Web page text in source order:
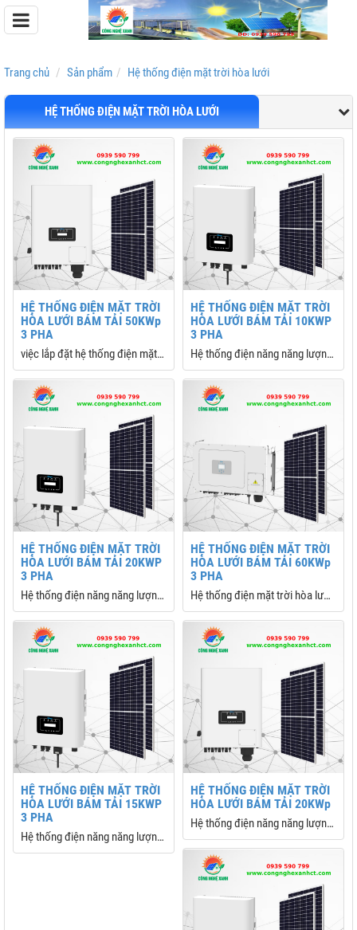
Pin Lưu Trữ Easyway
Pin Lưu Trữ Dyness
Lưới
Trang chủ Sản phẩm Hệ thống điện mặt trời hòa lưới
HỆ THỐNG ĐIỆN MẶT TRỜI HÒA LƯỚI
HỆ THỐNG ĐIỆN MẶT TRỜI
HÒA LƯỚI BÁM TẢI 50KWp
3 PHA
việc lắp đặt hệ thống điện mặt
trời hòa lưới sẽ là giải pháp tối
ưu, giúp ổn định và tiết kiệm
được chi phí sử dụng sử dụng
điện hàng tháng cho gia đình
bạn, và đây là mức công suất
được nhiều người lắp đặt hiện
nay
HỆ THỐNG ĐIỆN MẶT TRỜI
HÒA LƯỚI BÁM TẢI 10KWP
3 PHA
Hệ thống điện năng năng lượng
mặt trời hòa lưới bám tải 10kw
trọn gói, được sử dụng nhiều
nhất hiện này cho các gia đình,
doanh nghiệp, trang trại sử
dụng điện ban ngày nhiều
HỆ THỐNG ĐIỆN MẶT TRỜI
HÒA LƯỚI BÁM TẢI 20KWP
3 PHA
Hệ thống điện năng năng lượng
mặt trời hòa lưới bám tải 20kw
trọn gói, được sử dụng nhiều
nhất hiện này cho các gia đình,
doanh nghiệp, trang trại sử
dụng điện ban ngày nhiều
HỆ THỐNG ĐIỆN MẶT TRỜI
HÒA LƯỚI BÁM TẢI 60KWp
3 PHA
Hệ thống điện mặt trời hòa lưới
bám tải 60Kw
HỆ THỐNG ĐIỆN MẶT TRỜI
HÒA LƯỚI BÁM TẢI 15KWP
3 PHA
Hệ thống điện năng năng lượng
mặt trời hòa lưới bám tải 15kw
HỆ THỐNG ĐIỆN MẶT TRỜI
HÒA LƯỚI BÁM TẢI 20KWp
Hệ thống điện năng năng lượng
mặt trời hòa lưới bám tải 20kw
trọn gói, được sử dụng nhiều
nhất hiện này cho các gia đình,
doanh nghiệp, trang trại